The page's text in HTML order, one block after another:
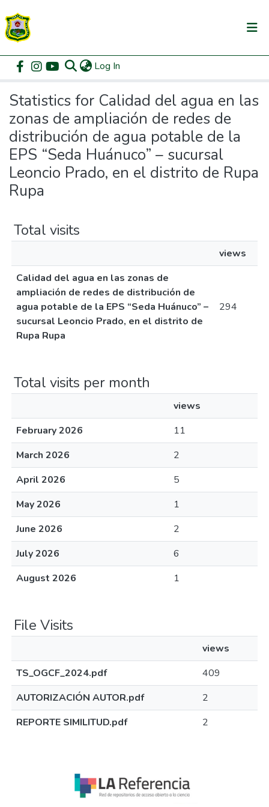
Log In
Communities & Collections
All of DSpace
Home Statistics
Statistics for Calidad del agua en las
zonas de ampliación de redes de
distribución de agua potable de la
EPS “Seda Huánuco” – sucursal
Leoncio Prado, en el distrito de Rupa
Rupa
Total visits
views
Calidad del agua en las zonas de
ampliación de redes de distribución de
agua potable de la EPS “Seda Huánuco” –
sucursal Leoncio Prado, en el distrito de
Rupa Rupa
294
Total visits per month
views
February 2026
11
March 2026
2
April 2026
5
May 2026
1
June 2026
2
July 2026
6
August 2026
1
File Visits
views
TS_OGCF_2024.pdf
409
AUTORIZACIÓN AUTOR.pdf
2
REPORTE SIMILITUD.pdf
2